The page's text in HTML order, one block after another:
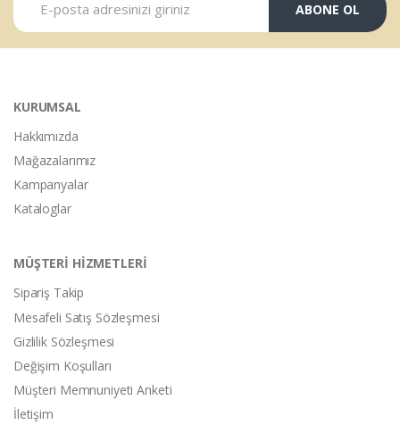
ABONE OL
KURUMSAL
Hakkımızda
Mağazalarımız
Kampanyalar
Kataloglar
MÜŞTERİ HİZMETLERİ
Sipariş Takip
Mesafeli Satış Sözleşmesi
Gizlilik Sözleşmesi
Değişim Koşulları
Müşteri Memnuniyeti Anketi
İletişim